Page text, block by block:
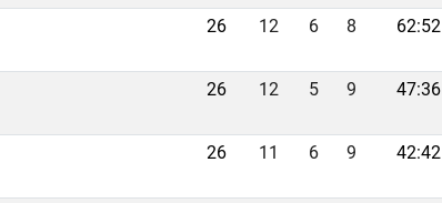
26 12 6 8 62:52
26 12 5 9 47:36
26 11 6 9 42:42